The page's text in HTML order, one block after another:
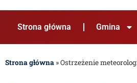
Strona główna Gmina
Strona główna »Ostrzeżenie